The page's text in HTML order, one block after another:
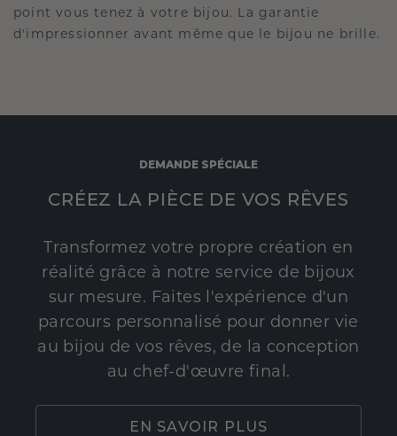
point vous tenez à votre bijou. La garantie
d'impressionner avant même que le bijou ne brille.
DEMANDE SPÉCIALE
CRÉEZ LA PIÈCE DE VOS RÊVES
Transformez votre propre création en
réalité grâce à notre service de bijoux
sur mesure. Faites l'expérience d'un
parcours personnalisé pour donner vie
au bijou de vos rêves, de la conception
au chef-d'œuvre final.
EN SAVOIR PLUS